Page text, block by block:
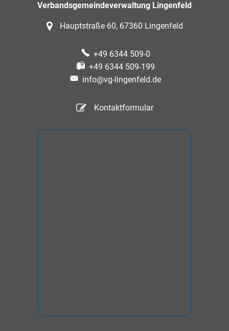
Verbandsgemeindeverwaltung Lingenfeld
Hauptstraße 60, 67360 Lingenfeld
+49 6344 509-0
+49 6344 509-199
info@vg-lingenfeld.de
Kontaktformular